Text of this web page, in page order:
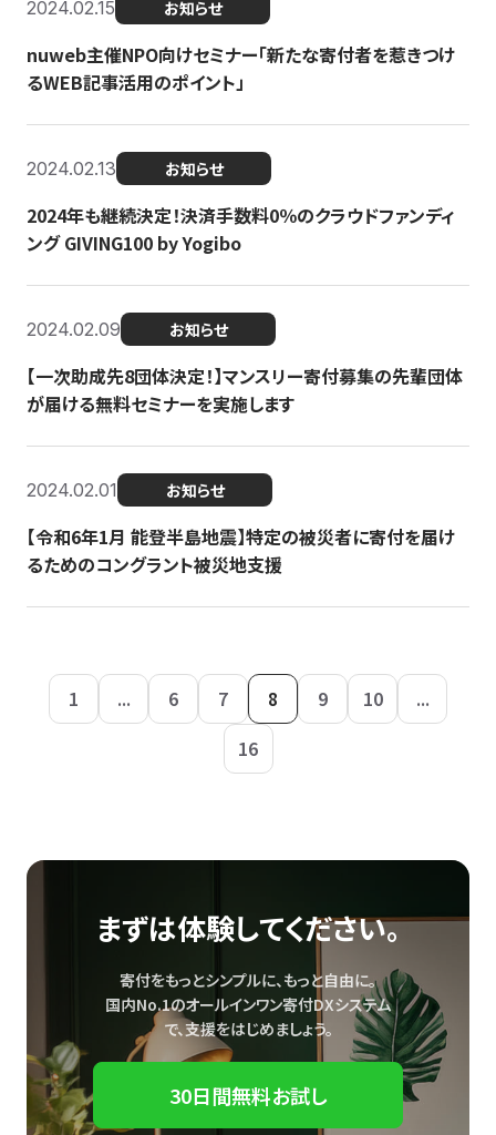
2024.02.15 お知らせ
nuweb主催NPO向けセミナー「新たな寄付者を惹きつけ
るWEB記事活用のポイント」
2024.02.13 お知らせ
2024年も継続決定！決済手数料0％のクラウドファンディ
ング GIVING100 by Yogibo
2024.02.09 お知らせ
【一次助成先8団体決定！】マンスリー寄付募集の先輩団体
が届ける無料セミナーを実施します
2024.02.01 お知らせ
【令和6年1月 能登半島地震】特定の被災者に寄付を届け
るためのコングラント被災地支援
1 ... 6 7 8 9 10
...
16
まずは体験してください。
寄付をもっとシンプルに、もっと自由に。
国内No.1のオールインワン寄付DXシステム
で、支援をはじめましょう。
30日間無料お試し